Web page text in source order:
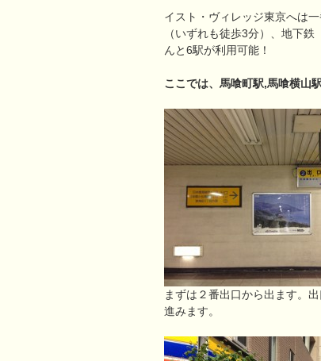
イスト・ヴィレッジ東京へは
（いずれも徒歩3分）、地下
んと6駅が利用可能！
ここでは、馬喰町駅,馬喰横山
まずは２番出口から出ます。
進みます。